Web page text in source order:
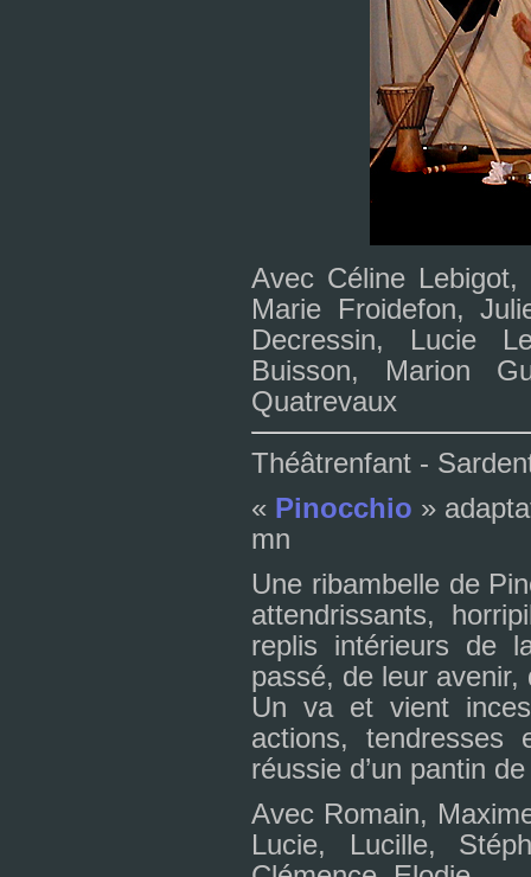
Avec Céline
Marie Froidefon,
Decressin, Lucie
Buisson, Marion
Quatrevaux
Théâtrenfant -
« Pinocchio »
mn
Une ribam­belle de
atten­dris­sants,
replis inté­rieurs de
passé, de leur
Un va et vient
actions, ten­dres­ses
réus­sie d’un pan­tin
Avec Romain,
Lucie, Lucille,